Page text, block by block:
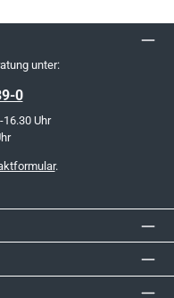
unter:
0
16.30 Uhr
.